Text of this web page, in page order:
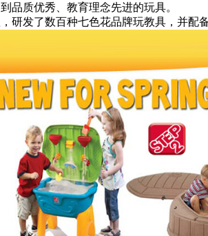
品质优秀、教育理念先进的玩具。
研发了数百种七色花品牌玩教具，并配